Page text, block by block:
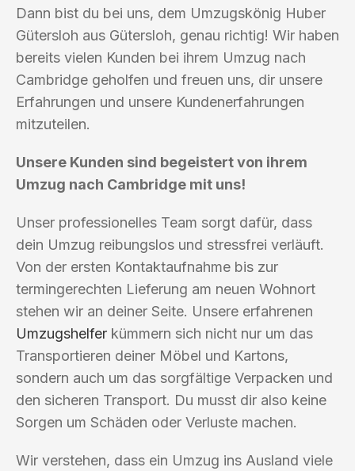
Dann bist du bei uns, dem Umzugskönig Huber
Gütersloh aus Gütersloh, genau richtig! Wir haben
bereits vielen Kunden bei ihrem Umzug nach
Cambridge geholfen und freuen uns, dir unsere
Erfahrungen und unsere Kundenerfahrungen
mitzuteilen.
Unsere Kunden sind begeistert von ihrem
Umzug nach Cambridge mit uns!
Unser professionelles Team sorgt dafür, dass
dein Umzug reibungslos und stressfrei verläuft.
Von der ersten Kontaktaufnahme bis zur
termingerechten Lieferung am neuen Wohnort
stehen wir an deiner Seite. Unsere erfahrenen
Umzugshelfer kümmern sich nicht nur um das
Transportieren deiner Möbel und Kartons,
sondern auch um das sorgfältige Verpacken und
den sicheren Transport. Du musst dir also keine
Sorgen um Schäden oder Verluste machen.
Wir verstehen, dass ein Umzug ins Ausland viele